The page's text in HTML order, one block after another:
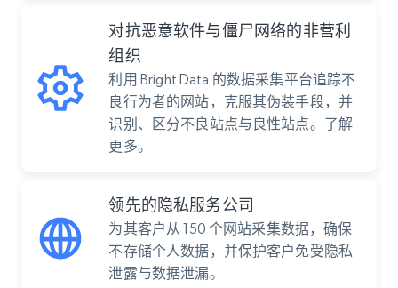
对抗恶意软件与僵尸网络的非营利
组织
利用 Bright Data 的数据采集平台追踪不
良行为者的网站，克服其伪装手段，并
识别、区分不良站点与良性站点。了解
更多。
领先的隐私服务公司
为其客户从 150 个网站采集数据，确保
不存储个人数据，并保护客户免受隐私
泄露与数据泄漏。